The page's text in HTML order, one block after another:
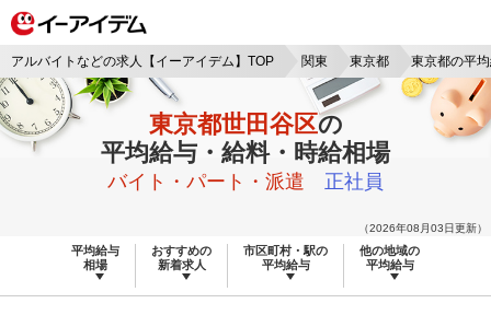
アルバイトなどの求人【イーアイデム】TOP 関東 東京都 東京都の平
東京都世田谷区の
平均給与・給料・時給相場
バイト・パート・派遣 正社員
（2026年08月03日更新）
平均給与
相場
おすすめの
新着求人
市区町村・駅の
平均給与
他の地域の
平均給与